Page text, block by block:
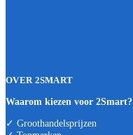
OVER 2SMART
Waarom kiezen voor 2Smart?
✓ Groothandelsprijzen